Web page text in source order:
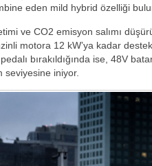
eden mild hybrid özelliği
ve CO2 emisyon salımı
motora 12 kW’ya kadar
bırakıldığında ise, 48V
seviyesine iniyor.